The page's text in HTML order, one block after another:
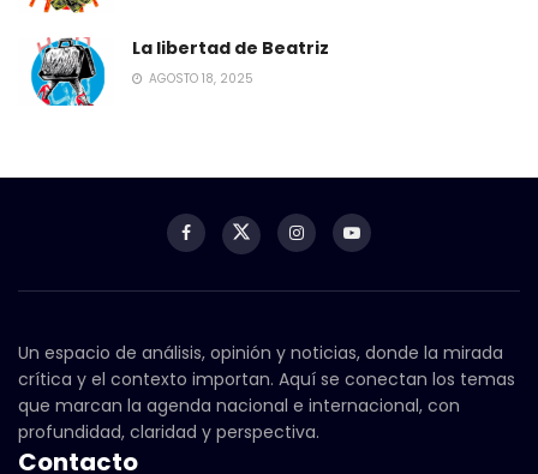
La libertad de Beatriz
AGOSTO 18, 2025
Un espacio de análisis, opinión y noticias, donde la mirada
crítica y el contexto importan. Aquí se conectan los temas
que marcan la agenda nacional e internacional, con
profundidad, claridad y perspectiva.
Contacto